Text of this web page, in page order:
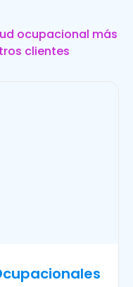
ocupacional más
clientes